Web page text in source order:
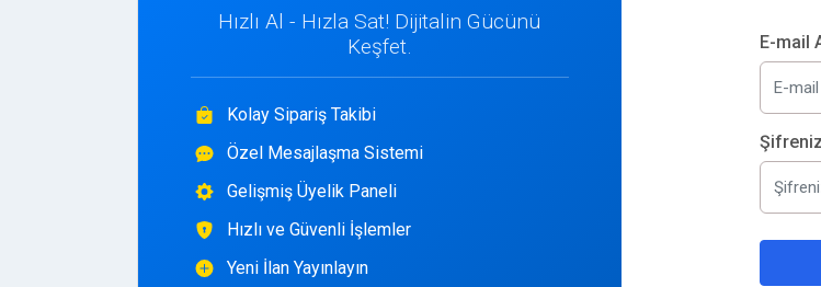
Hızlı Al - Hızla Sat! Dijitalin Gücünü
Keşfet.
Kolay Sipariş Takibi
Özel Mesajlaşma Sistemi
Gelişmiş Üyelik Paneli
Hızlı ve Güvenli İşlemler
Yeni İlan Yayınlayın
E-mail
Şifreniz